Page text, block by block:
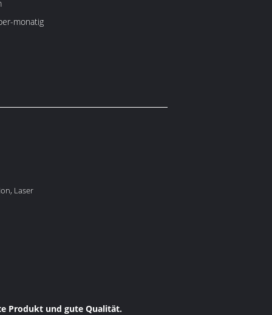
monatig
Laser
Produkt und gute Qualität.